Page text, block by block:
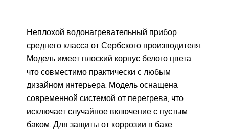
Неплохой водонагревательный прибор
среднего класса от Сербского производителя.
Модель имеет плоский корпус белого цвета,
что совместимо практически с любым
дизайном интерьера. Модель оснащена
современной системой от перегрева, что
исключает случайное включение с пустым
баком. Для защиты от коррозии в баке